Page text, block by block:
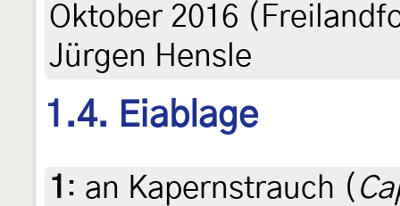
Oktober 2016
Jürgen Hensle
1.4. Eiablage
1 : an Kapernstrauch (